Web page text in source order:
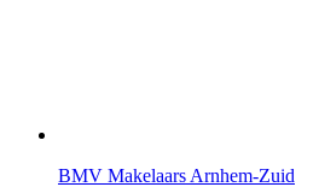
BMV Makelaars Arnhem-Zuid